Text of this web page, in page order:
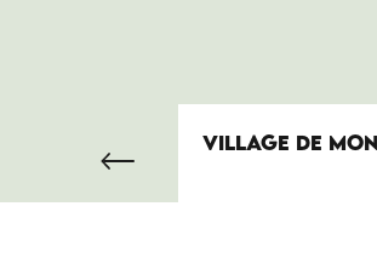
VILLAGE DE